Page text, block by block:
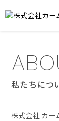
私たちにつ
株式会社 カー